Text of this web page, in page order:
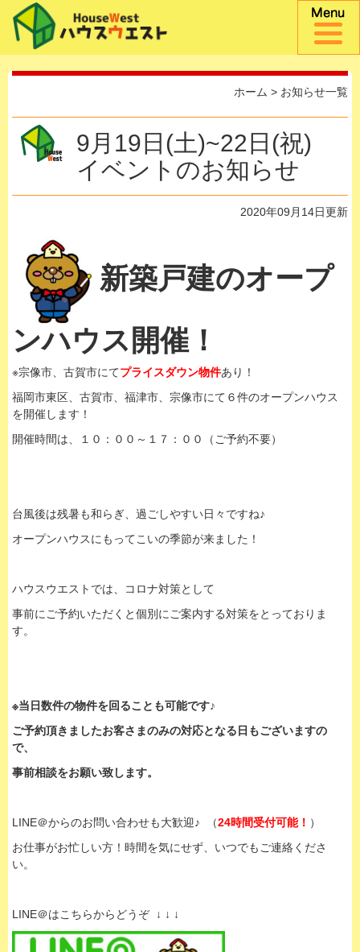
ホーム > お知らせ一覧
9月19日(土)~22日(祝)
イベントのお知らせ
2020年09月14日更新
新築戸建のオープ
ンハウス開催！
※宗像市、古賀市にてプライスダウン物件あり！
福岡市東区、古賀市、福津市、宗像市にて６件のオープンハウス
を開催します！
開催時間は、１０：００～１７：００（ご予約不要）
台風後は残暑も和らぎ、過ごしやすい日々ですね♪
オープンハウスにもってこいの季節が来ました！
ハウスウエストでは、コロナ対策として
事前にご予約いただくと個別にご案内する対策をとっておりま
す。
※当日数件の物件を回ることも可能です♪
ご予約頂きましたお客さまのみの対応となる日もございますの
で、
事前相談をお願い致します。
LINE＠からのお問い合わせも大歓迎♪ （24時間受付可能！ ）
お仕事がお忙しい方！時間を気にせず、いつでもご連絡くださ
い。
LINE＠はこちらからどうぞ ↓ ↓ ↓